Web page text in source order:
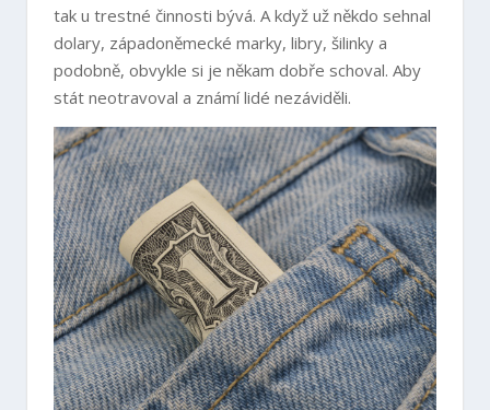
tak u trestné činnosti bývá. A když už někdo sehnal
dolary, západoněmecké marky, libry, šilinky a
podobně, obvykle si je někam dobře schoval. Aby
stát neotravoval a známí lidé nezáviděli.